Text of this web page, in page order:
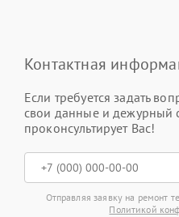
Контактная
Если требуется задать
свои данные и дежурный
проконсультирует Вас!
Отправляя заявку на ремонт
Политикой